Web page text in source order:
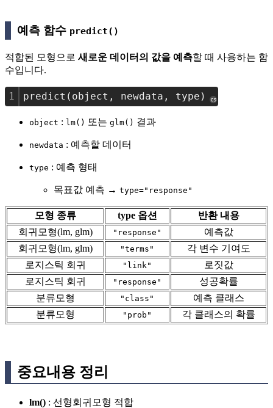
예측 함수 predict()
적합된 모형으로 새로운 데이터의 값을 예측할 때 사용하는 함
수입니다.
1 predict(object, newdata, type) cs
object : lm() 또는 glm() 결과
newdata : 예측할 데이터
type : 예측 형태
목표값 예측 → type="response"
모형 종류 type 옵션
반환 내용
회귀모형(lm, glm)
"response"
예측값
회귀모형(lm, glm)
"terms"
각 변수 기여도
로지스틱 회귀
"link"
로짓값
로지스틱 회귀
"response"
성공확률
분류모형
"class"
예측 클래스
분류모형
"prob" 각 클래스의 확률
중요내용 정리
lm() : 선형회귀모형 적합